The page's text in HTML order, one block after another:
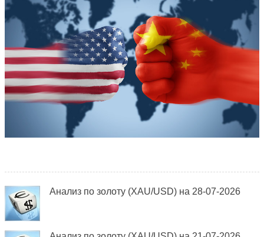
Анализ по золоту (XAU/USD) на 28-07-2026